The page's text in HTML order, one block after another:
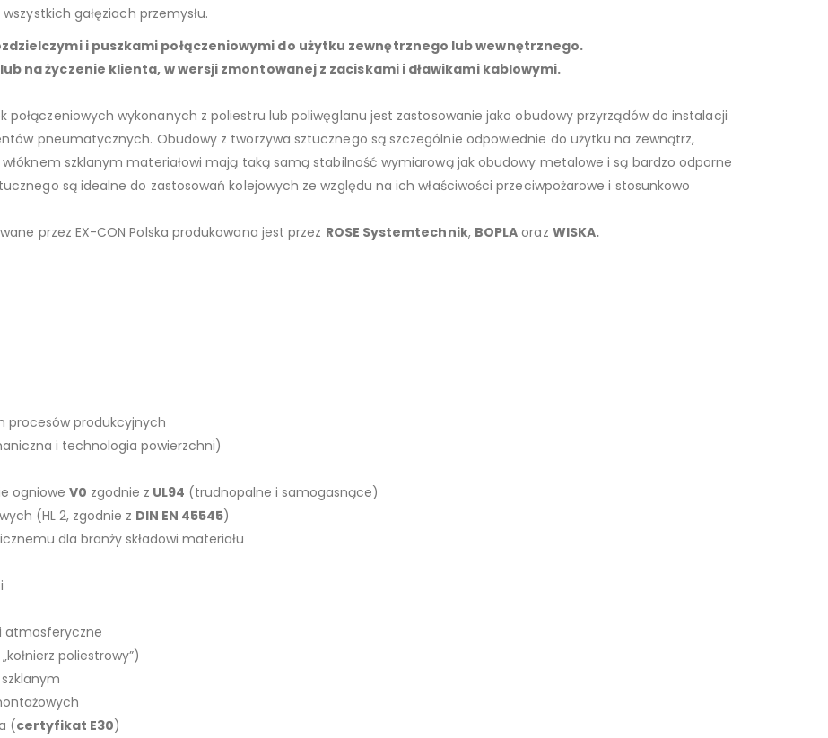
gałęziach przemysłu.
i puszkami połączeniowymi do użytku zewnętrznego lub wewnętrznego.
na życzenie klienta, w wersji zmontowanej z zaciskami i dławikami kablowymi.
połączeniowych wykonanych z poliestru lub poliwęglanu jest zastosowanie jako obudowy przyrządów do instalacji
pneumatycznych. Obudowy z tworzywa sztucznego są szczególnie odpowiednie do użytku na zewnątrz,
szklanym materiałowi mają taką samą stabilność wymiarową jak obudowy metalowe i są bardzo odporne
są idealne do zastosowań kolejowych ze względu na ich właściwości przeciwpożarowe i stosunkowo
przez EX-CON Polska produkowana jest przez ROSE Systemtechnik, BOPLA oraz WISKA.
procesów produkcyjnych
i technologia powierzchni)
ogniowe V0 zgodnie z UL94 (trudnopalne i samogasnące)
(HL 2, zgodnie z DIN EN 45545)
dla branży składowi materiału
atmosferyczne
poliestrowy”)
(certyfikat E30)